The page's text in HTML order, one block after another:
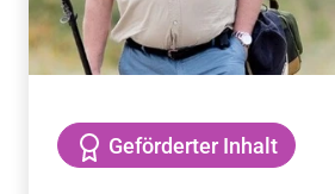
Geförderter Inhalt